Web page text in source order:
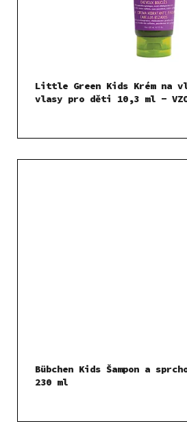
Little Green Kids Krém na
vlasy pro děti 10,3 ml -
Bübchen Kids Šampon a
230 ml